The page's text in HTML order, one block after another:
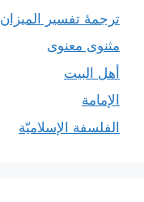
ترجمۀ تفسیر المیزان
مثنوی معنوی
أهل البيت
الإمامة
الفلسفة الإسلاميّة